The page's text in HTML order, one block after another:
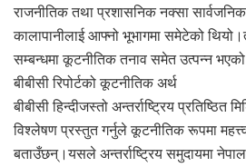
राजनीतिक तथा प्रशासनिक नक्सा सार्वजनिक
कालापानीलाई आफ्नो भूभागमा समेटेको
सम्बन्धमा कूटनीतिक तनाव समेत उत्पन्न भएको
बीबीसी रिपोर्टको कूटनीतिक अर्थ
बीबीसी हिन्दीजस्तो अन्तर्राष्ट्रिय प्रतिष्ठित
विश्लेषण प्रस्तुत गर्नुले कूटनीतिक रूपमा
बताउँछन्।यसले अन्तर्राष्ट्रिय समुदायमा